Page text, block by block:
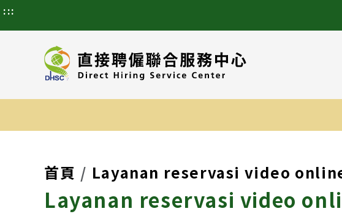
:::
首頁 Layanan reservasi video
Layanan reservasi video